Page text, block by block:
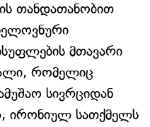
თანდათანობით
მთავარი
რომელიც
სივრციდან
ირონიულ სათქმელს